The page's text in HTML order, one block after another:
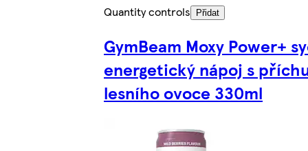
Quantity controls
Přidat
GymBeam Moxy Power+
energetický nápoj s
lesního ovoce 330ml